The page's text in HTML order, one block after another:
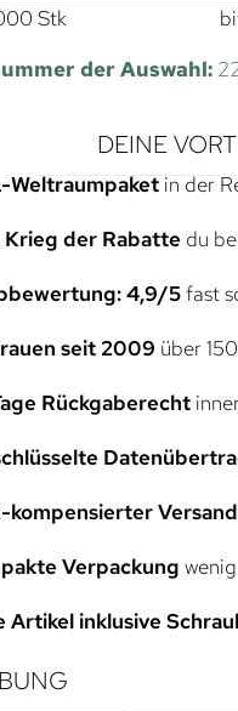
Stk
der Auswahl:
DEINE
Weltraumpaketin der
Krieg der Rabatte du
4,9/5fast
seit 2009 über
Rückgaberecht
kompensierter Versand
Verpackung
Artikel inklusive